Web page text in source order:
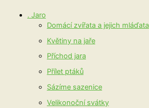
. Jaro
Domácí zvířata a jejich mláďata
Květiny na jaře
Příchod jara
Přílet ptáků
Sázíme sazenice
Velikonoční svátky